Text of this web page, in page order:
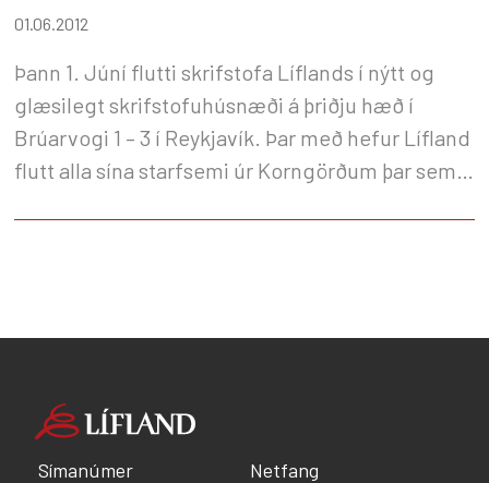
01.06.2012
Þann 1. Júní flutti skrifstofa Líflands í nýtt og
glæsilegt skrifstofuhúsnæði á þriðju hæð í
Brúarvogi 1 – 3 í Reykjavík. Þar með hefur Lífland
flutt alla sína starfsemi úr Korngörðum þar sem
Símanúmer Netfang